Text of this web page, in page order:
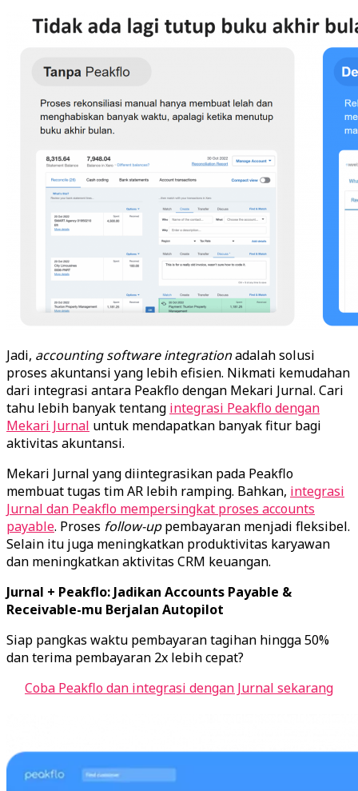
Jadi, accounting software integrationadalah solusi
proses akuntansi yang lebih efisien. Nikmati kemudahan
dari integrasi antara Peakflo dengan Mekari Jurnal. Cari
tahu lebih banyak tentang integrasi Peakflo dengan
Mekari Jurnal untuk mendapatkan banyak fitur bagi
aktivitas akuntansi.
Mekari Jurnal yang diintegrasikan pada Peakflo
membuat tugas tim AR lebih ramping. Bahkan, integrasi
Jurnal dan Peakflo mempersingkat proses accounts
payable. Proses follow-uppembayaran menjadi fleksibel.
Selain itu juga meningkatkan produktivitas karyawan
dan meningkatkan aktivitas CRM keuangan.
Jurnal + Peakflo: Jadikan Accounts Payable &
Receivable-mu Berjalan Autopilot
Siap pangkas waktu pembayaran tagihan hingga 50%
dan terima pembayaran 2x lebih cepat?
Coba Peakflo dan integrasi dengan Jurnal sekarang